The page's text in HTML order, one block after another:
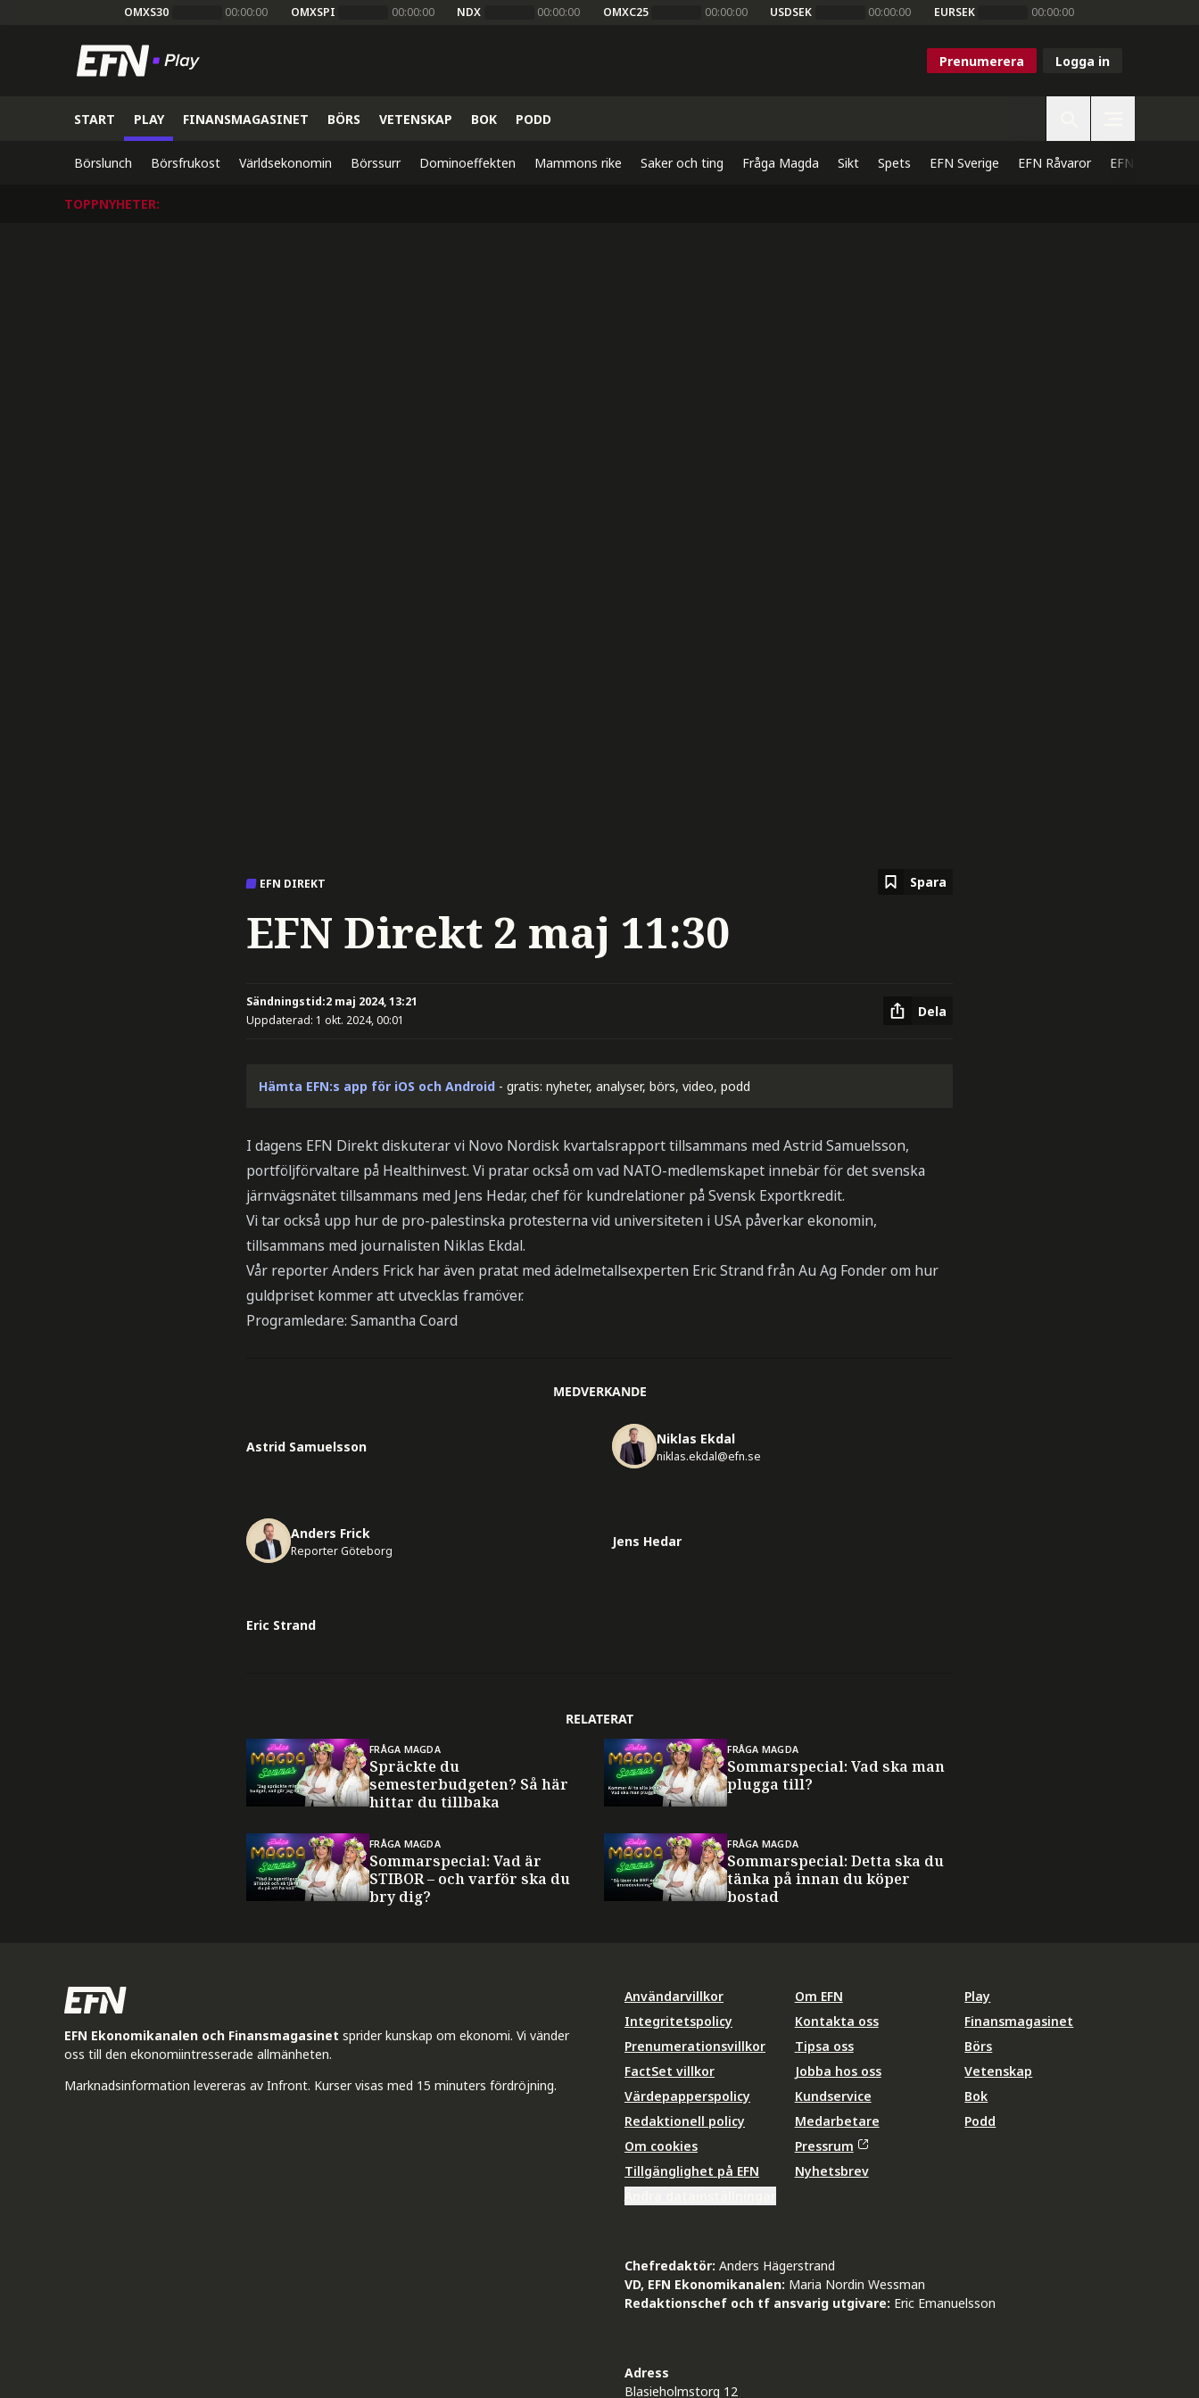
OMXS30 00:00:00 OMXSPI 00:00:00 NDX 00:00:00 OMXC25 00:00:00 USDSEK 00:00:00 EURSEK 00:00:00
Prenumerera Logga in
START PLAY FINANSMAGASINET BÖRS VETENSKAP BOK PODD
Börslunch Börsfrukost Världsekonomin Börssurr Dominoeffekten Mammons rike Saker och ting Fråga Magda Sikt Spets EFN Sverige EFN Råvaror EFN Direkt
TOPPNYHETER:
EFN DIREKT Spara
EFN Direkt 2 maj 11:30
Sändningstid:2 maj 2024, 13:21
Uppdaterad: 1 okt. 2024, 00:01
Dela
Hämta EFN:s app för iOS och Android - gratis: nyheter, analyser, börs, video, podd
I dagens EFN Direkt diskuterar vi Novo Nordisk kvartalsrapport tillsammans med Astrid Samuelsson,
portföljförvaltare på Healthinvest. Vi pratar också om vad NATO-medlemskapet innebär för det svenska
järnvägsnätet tillsammans med Jens Hedar, chef för kundrelationer på Svensk Exportkredit.
Vi tar också upp hur de pro-palestinska protesterna vid universiteten i USA påverkar ekonomin,
tillsammans med journalisten Niklas Ekdal.
Vår reporter Anders Frick har även pratat med ädelmetallsexperten Eric Strand från Au Ag Fonder om hur
guldpriset kommer att utvecklas framöver.
Programledare: Samantha Coard
MEDVERKANDE
Astrid Samuelsson Niklas Ekdal
niklas.ekdal@efn.se
Anders Frick
Reporter Göteborg
Jens Hedar
Eric Strand
RELATERAT
FRÅGA MAGDA
Spräckte du
semesterbudgeten? Så här
hittar du tillbaka
FRÅGA MAGDA
Sommarspecial: Vad ska man
plugga till?
FRÅGA MAGDA
Sommarspecial: Vad är
STIBOR – och varför ska du
bry dig?
FRÅGA MAGDA
Sommarspecial: Detta ska du
tänka på innan du köper
bostad
EFN Ekonomikanalen och Finansmagasinet sprider kunskap om ekonomi. Vi vänder
oss till den ekonomiintresserade allmänheten.
Marknadsinformation levereras av Infront. Kurser visas med 15 minuters fördröjning.
Användarvillkor
Integritetspolicy
Prenumerationsvillkor
FactSet villkor
Värdepapperspolicy
Redaktionell policy
Om cookies
Tillgänglighet på EFN
Om EFN
Kontakta oss
Tipsa oss
Jobba hos oss
Kundservice
Medarbetare
Pressrum
Nyhetsbrev
Play
Finansmagasinet
Börs
Vetenskap
Bok
Podd
Chefredaktör: Anders Hägerstrand
VD, EFN Ekonomikanalen: Maria Nordin Wessman
Redaktionschef och tf ansvarig utgivare: Eric Emanuelsson
Adress
Blasieholmstorg 12